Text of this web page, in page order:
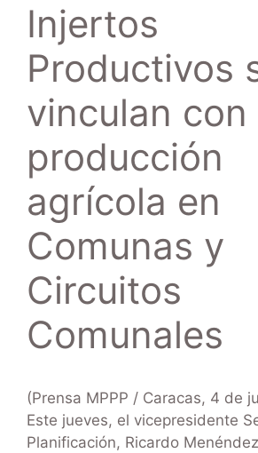
Injertos
Productivos
vinculan con
producción
agrícola en
Comunas y
Circuitos
Comunales
(Prensa MPPP / Caracas, 4 de
Este jueves, el vicepresidente
Planificación, Ricardo